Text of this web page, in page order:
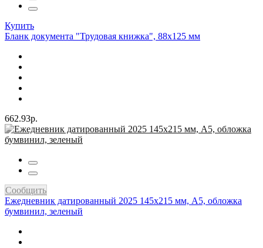
Купить
Бланк документа "Трудовая книжка", 88х125 мм
662.93р.
Сообщить
Ежедневник датированный 2025 145х215 мм, А5, обложка
бумвинил, зеленый